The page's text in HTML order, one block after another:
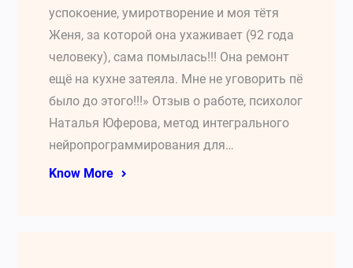
успокоение, умиротворение и моя тётя
Женя, за которой она ухаживает (92 года
человеку), сама помылась!!! Она ремонт
ещё на кухне затеяла. Мне не уговорить пё
было до этого!!!» Отзыв о работе, психолог
Наталья Юферова, метод интегрального
нейропрограммирования для…
Know More